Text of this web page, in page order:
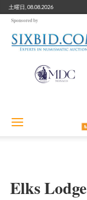
土曜日, 08.08.2026
Sponsored by
Elks Lodge